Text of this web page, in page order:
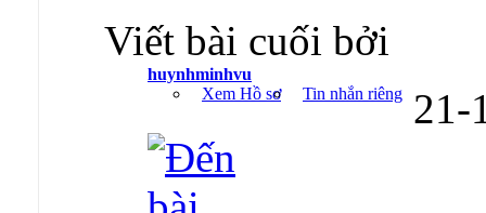
Viết bài cuối bởi
huynhminhvu
Xem Hồ sơ
Tin nhắn riêng 21-